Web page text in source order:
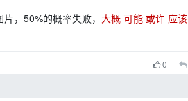
，50%的概率失败，大概 可能 或许 应该
0